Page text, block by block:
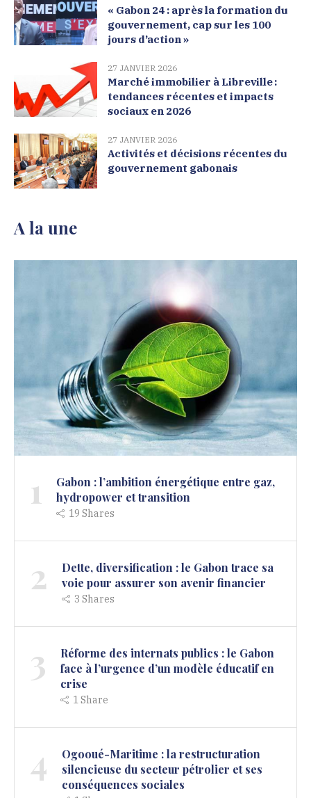
« Gabon 24 : après la formation du
gouvernement, cap sur les 100
jours d’action »
27 JANVIER 2026
Marché immobilier à Libreville :
tendances récentes et impacts
sociaux en 2026
27 JANVIER 2026
Activités et décisions récentes du
gouvernement gabonais
A la une
1
Gabon : l’ambition énergétique entre gaz,
hydropower et transition
19 Shares
2
Dette, diversification : le Gabon trace sa
voie pour assurer son avenir financier
3 Shares
3
Réforme des internats publics : le Gabon
face à l’urgence d’un modèle éducatif en
crise
1Share
4
Ogooué-Maritime : la restructuration
silencieuse du secteur pétrolier et ses
conséquences sociales